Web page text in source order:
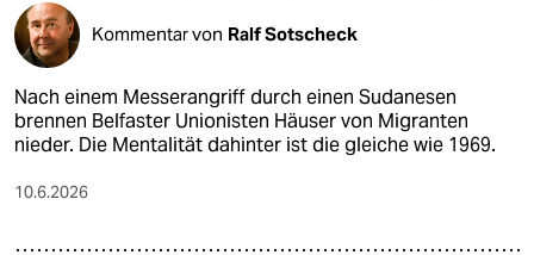
Kommentar von Ralf Sotscheck
Nach einem Messerangriff durch einen Sudanesen
brennen Belfaster Unionisten Häuser von Migranten
nieder. Die Mentalität dahinter ist die gleiche wie 1969.
10.6.2026